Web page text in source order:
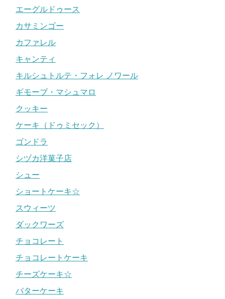
エーグルドゥース
カサミンゴー
カファレル
キャンティ
キルシュトルテ・フォレ ノワール
ギモーブ・マシュマロ
クッキー
ケーキ（ドゥミセック）
ゴンドラ
シヅカ洋菓子店
シュー
ショートケーキ☆
スウィーツ
ダックワーズ
チョコレート
チョコレートケーキ
チーズケーキ☆
バターケーキ